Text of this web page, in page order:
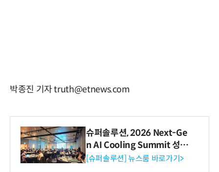
박종진 기자 truth@etnews.com
슈퍼솔루션, 2026 Next-Ge
n AI Cooling Summit 성황
리 성료
[슈퍼솔루션] 뉴스룸 바로가기>